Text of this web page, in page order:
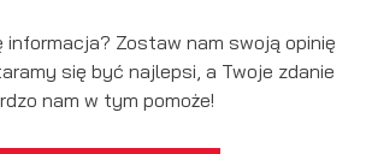
informacja? Zostaw nam swoją opinię
się być najlepsi, a Twoje zdanie
nam w tym pomoże!
usług. Firmy te działają w charakterze
nasze treści w postaci
mediów społecznościowych.